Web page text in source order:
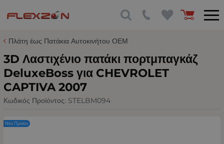
Πλάτη έως Πατάκια Αυτοκινήτου ΟΕΜ
3D Λαστιχένιο πατάκι πορτμπαγκάζ
DeluxeBoss για CHEVROLET
CAPTIVA 2007
Κωδικός Προϊόντος: STELBM094
Νέο Προϊόν